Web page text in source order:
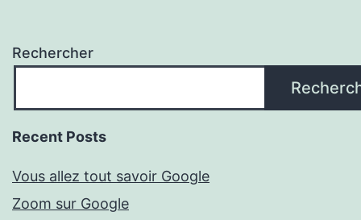
Rechercher
Recent Posts
Vous allez tout savoir Google
Zoom sur Google